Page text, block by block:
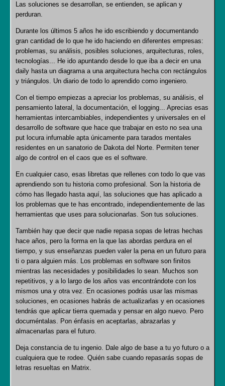
Las soluciones se desarrollan, se entienden, se aplican y
perduran.
Durante los últimos 5 años he ido escribiendo y documentando
gran cantidad de lo que he ido haciendo en diferentes empresas:
problemas, su análisis, posibles soluciones, arquitecturas, roles,
tecnologías... He ido apuntando desde lo que iba a decir en una
daily hasta un diagrama a una arquitectura hecha con rectángulos
y triángulos. Un diario de todo lo aprendido como ingeniero.
Con el tiempo empiezas a apreciar los problemas, su análisis, el
pensamiento lateral, la documentación, el logging... Aprecias esas
herramientas intercambiables, independientes y universales en el
desarrollo de software que hace que trabajar en esto no sea una
put locura infumable apta únicamente para tarados mentales
residentes en un sanatorio de Dakota del Norte. Permiten tener
algo de control en el caos que es el software.
En cualquier caso, esas libretas que rellenes con todo lo que vas
aprendiendo son tu historia como profesional. Son la historia de
cómo has llegado hasta aquí, las soluciones que has aplicado a
los problemas que te has encontrado, independientemente de las
herramientas que uses para solucionarlas. Son tus soluciones.
También hay que decir que nadie repasa sopas de letras hechas
hace años, pero la forma en la que las abordas perdura en el
tiempo, y sus enseñanzas pueden valer la pena en un futuro para
ti o para alguien más. Los problemas en software son finitos
mientras las necesidades y posibilidades lo sean. Muchos son
repetitivos, y a lo largo de los años vas encontrándote con los
mismos una y otra vez. En ocasiones podrás usar las mismas
soluciones, en ocasiones habrás de actualizarlas y en ocasiones
tendrás que aplicar tierra quemada y pensar en algo nuevo. Pero
documéntalas. Pon énfasis en aceptarlas, abrazarlas y
almacenarlas para el futuro.
Deja constancia de tu ingenio. Dale algo de base a tu yo futuro o a
cualquiera que te rodee. Quién sabe cuando repasarás sopas de
letras resueltas en Matrix.